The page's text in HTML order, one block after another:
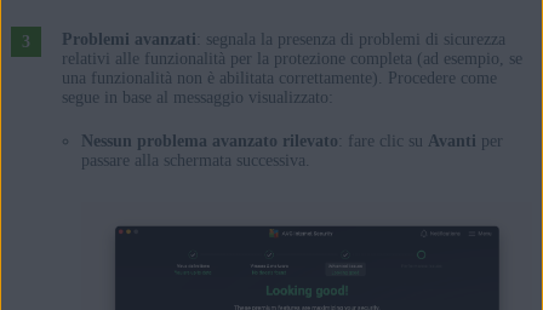
Problemi avanzati : segnala la presenza di problemi di sicurezza
relativi alle funzionalità per la protezione completa (ad esempio, se
una funzionalità non è abilitata correttamente). Procedere come
segue in base al messaggio visualizzato:
Nessun problema avanzato rilevato : fare clic su Avanti per
passare alla schermata successiva.